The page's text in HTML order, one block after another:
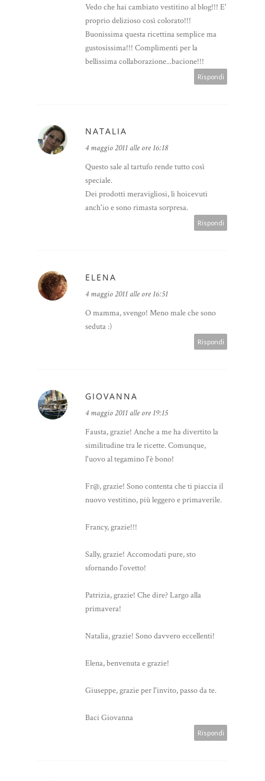
Vedo che hai cambiato vestitino al blog!!! E'
proprio delizioso così colorato!!!
Buonissima questa ricettina semplice ma
gustosissima!!! Complimenti per la
bellissima collaborazione...bacione!!!
Rispondi
NATALIA
4 maggio 2011 alle ore 16:18
Questo sale al tartufo rende tutto così
speciale.
Dei prodotti meravigliosi, li hoicevuti
anch'io e sono rimasta sorpresa.
Rispondi
ELENA
4 maggio 2011 alle ore 16:51
O mamma, svengo! Meno male che sono
seduta :)
Rispondi
GIOVANNA
4 maggio 2011 alle ore 19:15
Fausta, grazie! Anche a me ha divertito la
similitudine tra le ricette. Comunque,
l'uovo al tegamino l'è bono!
Fr@, grazie! Sono contenta che ti piaccia il
nuovo vestitino, più leggero e primaverile.
Francy, grazie!!!
Sally, grazie! Accomodati pure, sto
sfornando l'ovetto!
Patrizia, grazie! Che dire? Largo alla
primavera!
Natalia, grazie! Sono davvero eccellenti!
Elena, benvenuta e grazie!
Giuseppe, grazie per l'invito, passo da te.
Baci Giovanna
Rispondi